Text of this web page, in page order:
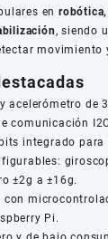
en
, siendo
movimiento
acelerómetro de
comunicación
integrado
±2g a ±16g.
con
Pi.